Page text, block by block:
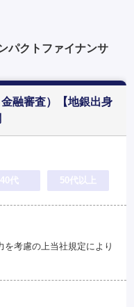
パクトファイナンサ
融審査）【地銀出身
40代 50代以上
考慮の上当社規定により